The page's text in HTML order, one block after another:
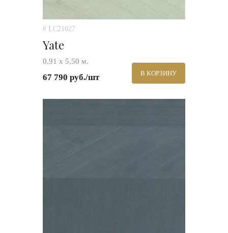
# LC21027
Yate
0,91 х 5,50 м.
67 790 руб./шт В КОРЗИНУ